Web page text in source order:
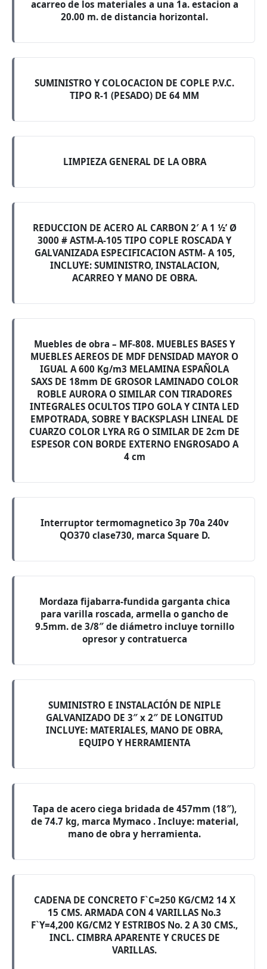
acarreo de los materiales a una 1a. estacion a
20.00 m. de distancia horizontal.
SUMINISTRO Y COLOCACION DE COPLE P.V.C.
TIPO R-1 (PESADO) DE 64 MM
LIMPIEZA GENERAL DE LA OBRA
REDUCCION DE ACERO AL CARBON 2′ A 1 ½’ Ø
3000 # ASTM-A-105 TIPO COPLE ROSCADA Y
GALVANIZADA ESPECIFICACION ASTM- A 105,
INCLUYE: SUMINISTRO, INSTALACION,
ACARREO Y MANO DE OBRA.
Muebles de obra – MF-808. MUEBLES BASES Y
MUEBLES AEREOS DE MDF DENSIDAD MAYOR O
IGUAL A 600 Kg/m3 MELAMINA ESPAÑOLA
SAXS DE 18mm DE GROSOR LAMINADO COLOR
ROBLE AURORA O SIMILAR CON TIRADORES
INTEGRALES OCULTOS TIPO GOLA Y CINTA LED
EMPOTRADA, SOBRE Y BACKSPLASH LINEAL DE
CUARZO COLOR LYRA RG O SIMILAR DE 2cm DE
ESPESOR CON BORDE EXTERNO ENGROSADO A
4 cm
Interruptor termomagnetico 3p 70a 240v
QO370 clase730, marca Square D.
Mordaza fijabarra-fundida garganta chica
para varilla roscada, armella o gancho de
9.5mm. de 3/8″ de diámetro incluye tornillo
opresor y contratuerca
SUMINISTRO E INSTALACIÓN DE NIPLE
GALVANIZADO DE 3″ x 2″ DE LONGITUD
INCLUYE: MATERIALES, MANO DE OBRA,
EQUIPO Y HERRAMIENTA
Tapa de acero ciega bridada de 457mm (18″),
de 74.7 kg, marca Mymaco . Incluye: material,
mano de obra y herramienta.
CADENA DE CONCRETO F`C=250 KG/CM2 14 X
15 CMS. ARMADA CON 4 VARILLAS No.3
F`Y=4,200 KG/CM2 Y ESTRIBOS No. 2 A 30 CMS.,
INCL. CIMBRA APARENTE Y CRUCES DE
VARILLAS.